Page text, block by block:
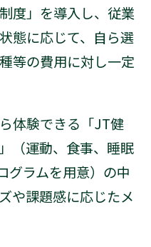
度」を導入し、従業
態に応じて、自ら選
等の費用に対し一定
体験できる「JT健
（運動、食事、睡眠
グラムを用意）の中
や課題感に応じたメ